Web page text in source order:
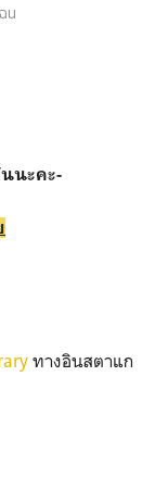
น
นะคะ-
ทางอินสตาแก